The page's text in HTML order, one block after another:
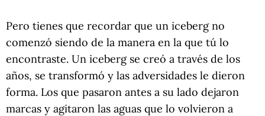
Pero tienes que recordar que un iceberg no
comenzó siendo de la manera en la que tú lo
encontraste. Un iceberg se creó a través de los
años, se transformó y las adversidades le dieron
forma. Los que pasaron antes a su lado dejaron
marcas y agitaron las aguas que lo volvieron a